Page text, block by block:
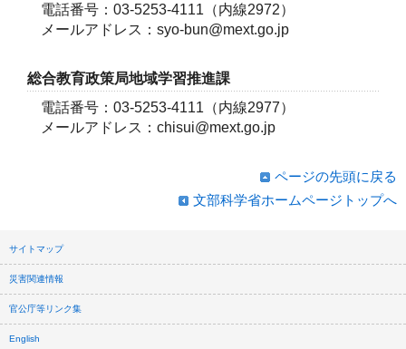
電話番号：03-5253-4111（内線2972）
メールアドレス：syo-bun@mext.go.jp
総合教育政策局地域学習推進課
電話番号：03-5253-4111（内線2977）
メールアドレス：chisui@mext.go.jp
ページの先頭に戻る
文部科学省ホームページトップへ
サイトマップ
災害関連情報
官公庁等リンク集
English